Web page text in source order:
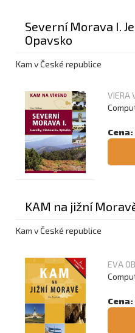
Severní Morava I.
Opavsko
Kam v České republice
VIERA
KAM na jižní
Kam v České republice
EVA